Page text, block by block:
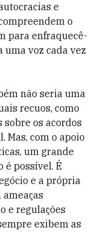
e
o
para enfraquecê-
voz cada vez
não seria uma
recuos, como
sobre os acordos
Mas, com o apoio
um grande
é possível. É
e a própria
e regulações
exibem as